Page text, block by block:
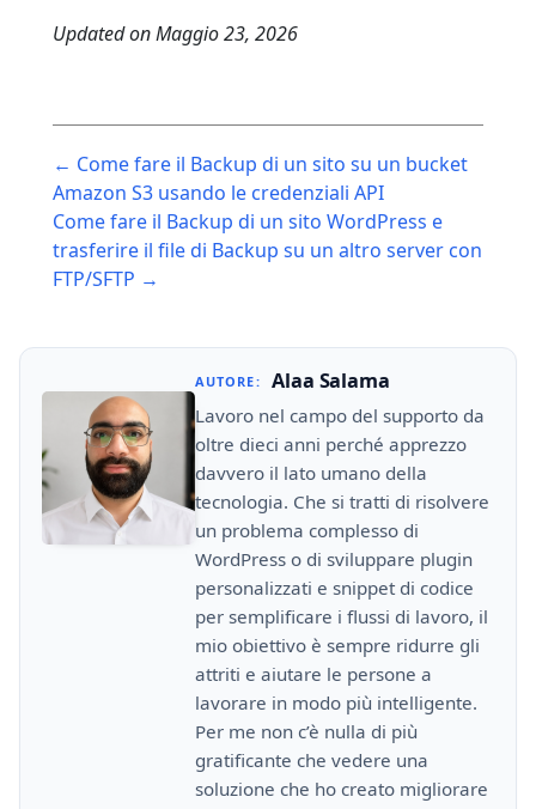
Updated onMaggio 23, 2026
navigation
← Come fare il Backup di un sito su un bucket
Amazon S3 usando le credenziali API
Come fare il Backup di un sito WordPress e
trasferire il file di Backup su un altro server con
FTP/SFTP →
AUTORE: Alaa Salama
Lavoro nel campo del supporto da
oltre dieci anni perché apprezzo
davvero il lato umano della
tecnologia. Che si tratti di risolvere
un problema complesso di
WordPress o di sviluppare plugin
personalizzati e snippet di codice
per semplificare i flussi di lavoro, il
mio obiettivo è sempre ridurre gli
attriti e aiutare le persone a
lavorare in modo più intelligente.
Per me non c’è nulla di più
gratificante che vedere una
soluzione che ho creato migliorare